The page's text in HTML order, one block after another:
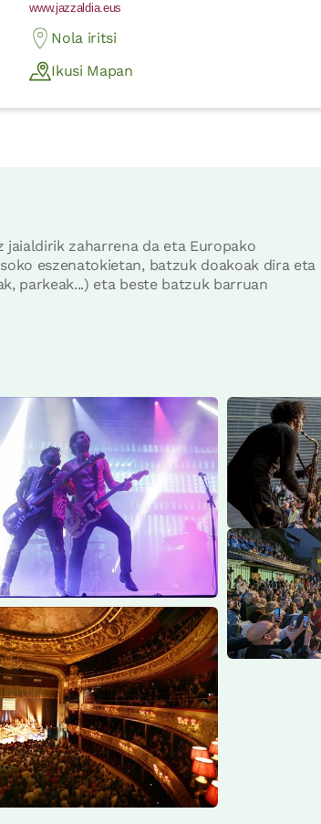
www.jazzaldia.eus
Nola iritsi
Ikusi Mapan
jaialdirik zaharrena da eta Europako
eszenatokietan, batzuk doakoak dira eta
parkeak...) eta beste batzuk barruan